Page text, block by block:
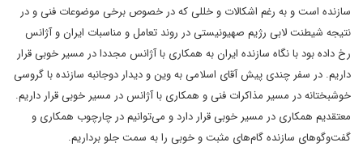
سازنده است و به رغم اشکالات و خللی که در خصوص برخی موضوعات فنی و در
نتیجه شیطنت لابی رژیم صهیونیستی در روند تعامل و مناسبات ایران و آژانس
رخ داده بود با نگاه سازنده ایران به همکاری با آژانس مجددا در مسیر خوبی قرار
داریم. در سفر چندی پیش آقای اسلامی به وین و دیدار دوجانبه سازنده با گروسی
خوشبختانه در مسیر مذاکرات فنی و همکاری با آژانس در مسیر خوبی قرار داریم.
معتقدیم همکاری در مسیر خوبی قرار دارد و می‌توانیم در چارچوب همکاری و
گفت‌وگوهای سازنده گام‌های مثبت و خوبی را به سمت جلو برداریم.